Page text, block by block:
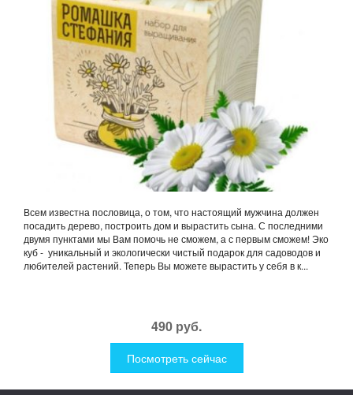
Всем известна пословица, о том, что настоящий мужчина должен
посадить дерево, построить дом и вырастить сына. С последними
двумя пунктами мы Вам помочь не сможем, а с первым сможем! Эко
куб - уникальный и экологически чистый подарок для садоводов и
любителей растений. Теперь Вы можете вырастить у себя в к...
490 руб.
Посмотреть сейчас